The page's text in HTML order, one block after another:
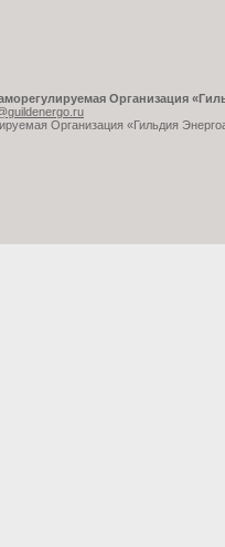
Организация
Организация «Гильдия